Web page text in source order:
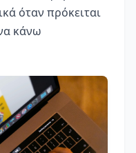
όταν πρόκειται
κάνω